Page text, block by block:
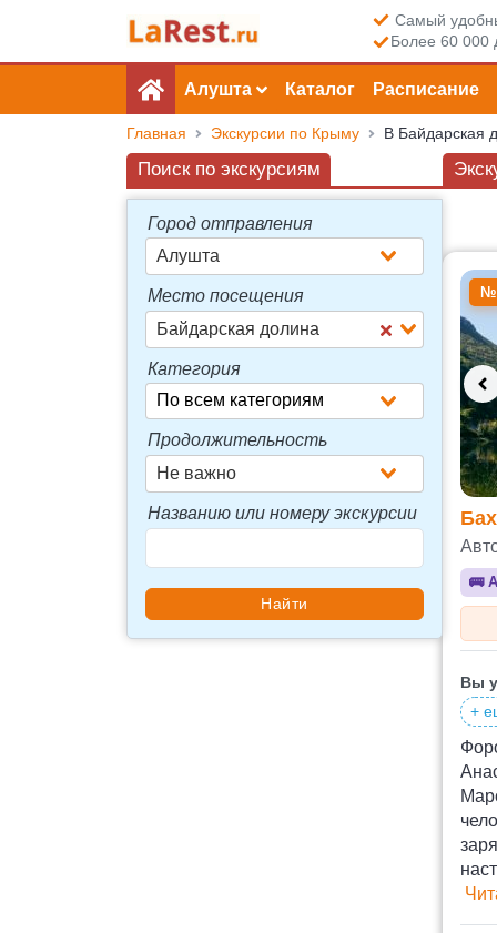
Самый
Более 60 000
Алушта Каталог Расписание
Главная Экскурсии по Крыму В Байдарская
№
🚌
Вы
+
Поиск по экскурсиям
Город отправления
Алушта
Место посещения
Байдарская долина
Категория
Продолжительность
Не важно
Названию или номеру экскурсии